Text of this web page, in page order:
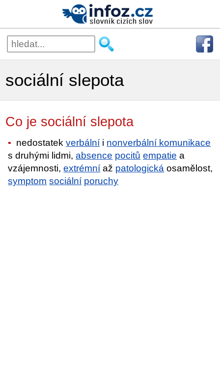
sociální slepota
Co je sociální slepota
nedostatekverbální i nonverbální komunikace
s druhými lidmi,absence pocitů empatie a
vzájemnosti,extrémní až patologická osamělost,
symptom sociální poruchy